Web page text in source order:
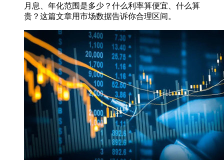
月息、年化范围是多少？什么利率算便宜、什么算
贵？这篇文章用市场数据告诉你合理区间。